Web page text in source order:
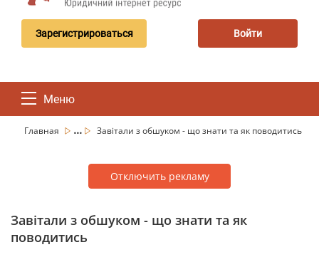
Зарегистрироваться Войти
Меню
Главная ... Завітали з обшуком - що знати та як поводитись
Отключить рекламу
Завітали з обшуком - що знати та як
поводитись